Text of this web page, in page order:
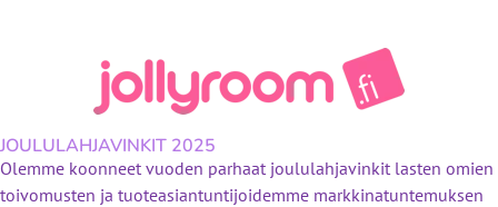
JOULULAHJAVINKIT 2025
Olemme koonneet vuoden parhaat joululahjavinkit lasten omien
toivomusten ja tuoteasiantuntijoidemme markkinatuntemuksen